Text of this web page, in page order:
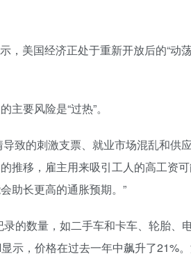
美国经济正处于重新开放后的“动
要风险是“过热”。
致的刺激支票、就业市场混乱和供
推移，雇主用来吸引工人的高工资
助长更高的通胀预期。”
的数量，如二手车和卡车、轮胎、
示，价格在过去一年中飙升了21%